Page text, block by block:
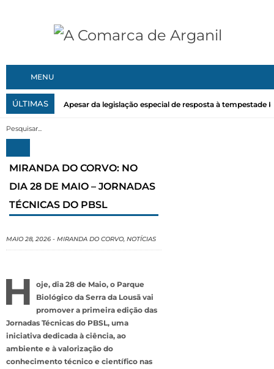
MENU
ÚLTIMAS Apesar da legislação especial de resposta à tempestade
MIRANDA DO CORVO: NO
DIA 28 DE MAIO – JORNADAS
TÉCNICAS DO PBSL
MAIO 28, 2026 - MIRANDA DO CORVO, NOTÍCIAS
H
oje, dia 28 de Maio, o Parque
Biológico da Serra da Lousã vai
promover a primeira edição das
Jornadas Técnicas do PBSL, uma
iniciativa dedicada à ciência, ao
ambiente e à valorização do
conhecimento técnico e científico nas